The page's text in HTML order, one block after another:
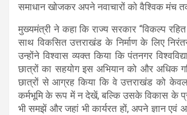
समाधान खोजकर अपने नवाचारों को वैश्विक मंच
मुख्यमंत्री ने कहा कि राज्य सरकार “विकल्प
साथ विकसित उत्तराखंड के निर्माण के लिए
उन्होंने विश्वास व्यक्त किया कि पंतनगर
छात्रों का सहयोग इस अभियान को और अधिक
छात्रों से आग्रह किया कि वे उत्तराखंड को
कर्मभूमि के रूप में न देखें, बल्कि उसके विकास के
भी समझें और जहां भी कार्यरत हों, अपने ज्ञान एवं